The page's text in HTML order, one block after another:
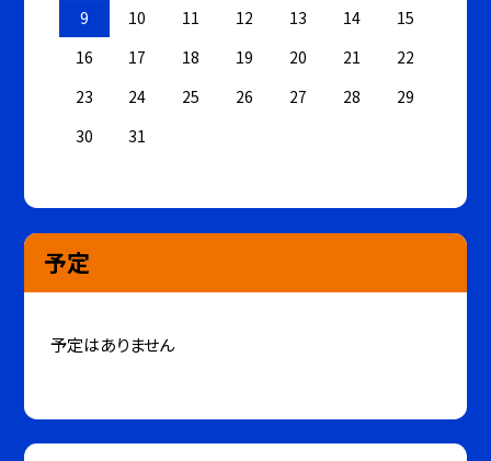
9
10 11 12 13 14
15
16
17 18 19 20 21
22
23
24 25 26 27 28
29
30
31
予定
予定はありません